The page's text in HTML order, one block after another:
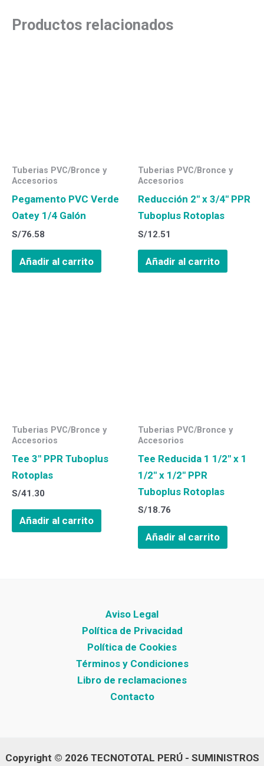
Productos relacionados
Tuberias PVC/Bronce y
Accesorios
Pegamento PVC Verde
Oatey 1/4 Galón
S/76.58
Añadir al carrito
Tuberias PVC/Bronce y
Accesorios
Reducción 2″ x 3/4″ PPR
Tuboplus Rotoplas
S/12.51
Añadir al carrito
Tuberias PVC/Bronce y
Accesorios
Tee 3″ PPR Tuboplus
Rotoplas
S/41.30
Añadir al carrito
Tuberias PVC/Bronce y
Accesorios
Tee Reducida 1 1/2″ x 1
1/2″ x 1/2″ PPR
Tuboplus Rotoplas
S/18.76
Añadir al carrito
Aviso Legal
Política de Privacidad
Política de Cookies
Términos y Condiciones
Libro de reclamaciones
Contacto
Copyright © 2026 TECNOTOTAL PERÚ - SUMINISTROS